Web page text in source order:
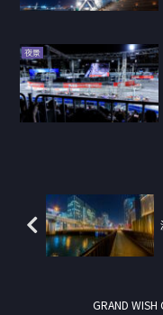
夜景
GRAND WISH